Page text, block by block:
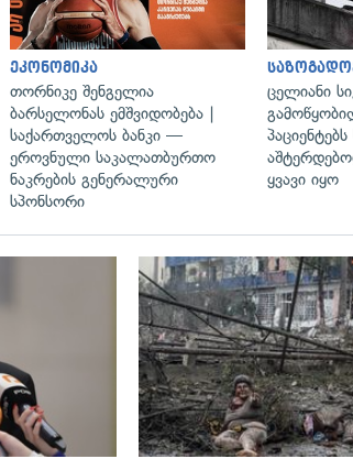
ეკონომიკა
თორნიკე შენგელია
ბარსელონას ემშვიდობება |
საქართველოს ბანკი —
ეროვნული საკალათბურთო
ნაკრების გენერალური
სპონსორი
ცელიანი
ყვავი იყო
გადახედვა